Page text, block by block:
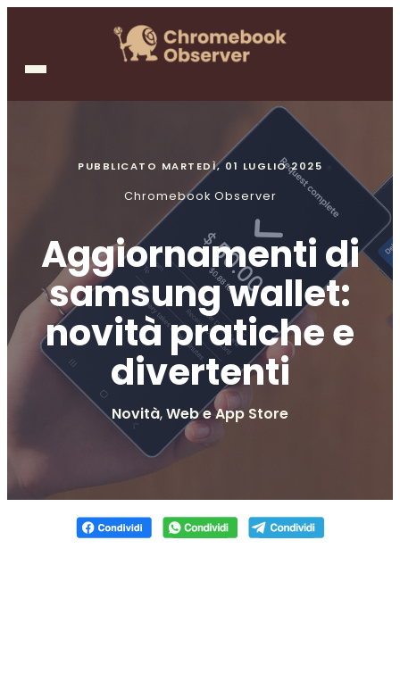
PUBBLICATO MARTEDÌ, 01 LUGLIO 2025
Chromebook Observer
Aggiornamenti di
samsung wallet:
novità pratiche e
divertenti
Novità,Web e App Store